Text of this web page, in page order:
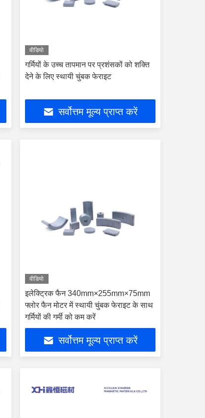
वीडियो
गर्मियों के उच्च तापमान पर प्रशंसकों को शक्ति
देने के लिए स्थायी चुंबक फेराइट
सर्वोत्तम मूल्य प्राप्त करें
वीडियो
इलेक्ट्रिक फैन 340mm×255mm×75mm
फ्लोर फैन मोटर में स्थायी चुंबक फेराइट के साथ
गर्मियों की गर्मी को कम करें
सर्वोत्तम मूल्य प्राप्त करें